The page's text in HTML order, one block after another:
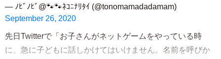
— ﾉﾋﾞﾉﾋﾞ@🐾🐾ﾈｺﾆﾅﾘﾀｲ (@tonomamadadamam)
September 26, 2020
先日Twitterで「お子さんがネットゲームをやっている時
に、急に子どもに話しかけてはいけません。名前を呼びか